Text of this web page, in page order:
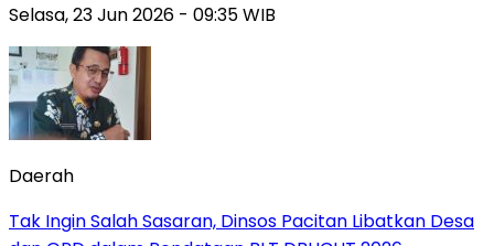
Selasa, 23 Jun 2026 - 09:35 WIB
Daerah
Tak Ingin Salah Sasaran, Dinsos Pacitan Libatkan Desa